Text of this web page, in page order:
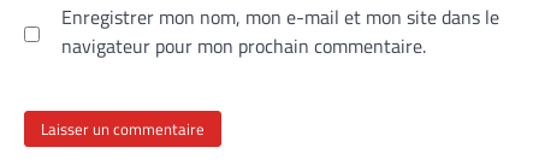
Enregistrer mon nom, mon e-mail et mon site dans le
navigateur pour mon prochain commentaire.